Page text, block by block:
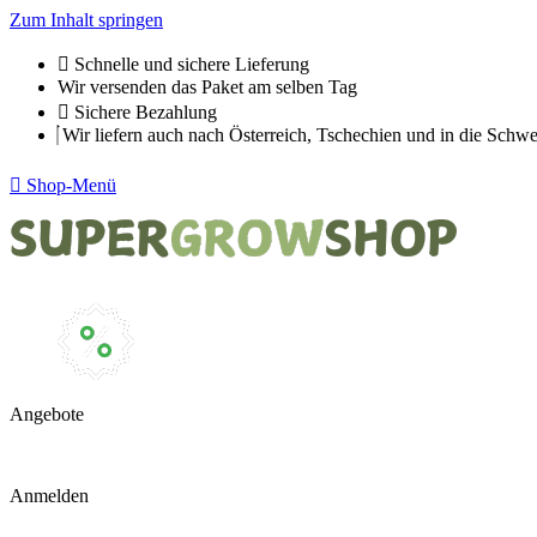
Zum Inhalt springen
Schnelle und sichere Lieferung
Wir versenden das Paket am selben Tag
Sichere Bezahlung
Wir liefern auch nach Österreich, Tschechien und in die
Shop-Menü
Angebote
Anmelden